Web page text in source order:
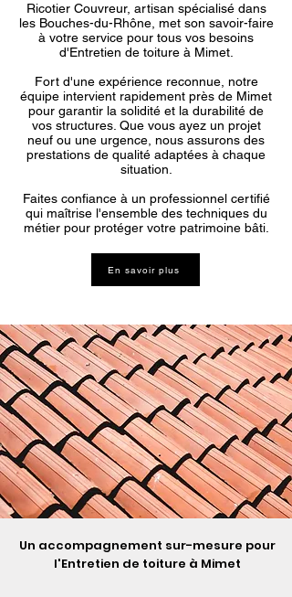
Ricotier Couvreur, artisan spécialisé dans
les Bouches-du-Rhône, met son savoir-faire
à votre service pour tous vos besoins
d'Entretien de toiture à Mimet.
Fort d'une expérience reconnue, notre
équipe intervient rapidement près de Mimet
pour garantir la solidité et la durabilité de
vos structures. Que vous ayez un projet
neuf ou une urgence, nous assurons des
prestations de qualité adaptées à chaque
situation.
Faites confiance à un professionnel certifié
qui maîtrise l'ensemble des techniques du
métier pour protéger votre patrimoine bâti.
En savoir plus
Un accompagnement sur-mesure pour
l'Entretien de toiture à Mimet